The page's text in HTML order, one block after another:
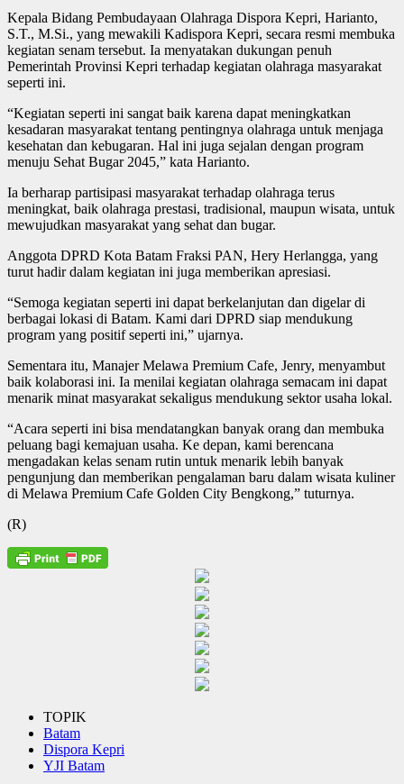
Kepala Bidang Pembudayaan Olahraga Dispora Kepri, Harianto,
S.T., M.Si., yang mewakili Kadispora Kepri, secara resmi membuka
kegiatan senam tersebut. Ia menyatakan dukungan penuh
Pemerintah Provinsi Kepri terhadap kegiatan olahraga masyarakat
seperti ini.
“Kegiatan seperti ini sangat baik karena dapat meningkatkan
kesadaran masyarakat tentang pentingnya olahraga untuk menjaga
kesehatan dan kebugaran. Hal ini juga sejalan dengan program
menuju Sehat Bugar 2045,” kata Harianto.
Ia berharap partisipasi masyarakat terhadap olahraga terus
meningkat, baik olahraga prestasi, tradisional, maupun wisata, untuk
mewujudkan masyarakat yang sehat dan bugar.
Anggota DPRD Kota Batam Fraksi PAN, Hery Herlangga, yang
turut hadir dalam kegiatan ini juga memberikan apresiasi.
“Semoga kegiatan seperti ini dapat berkelanjutan dan digelar di
berbagai lokasi di Batam. Kami dari DPRD siap mendukung
program yang positif seperti ini,” ujarnya.
Sementara itu, Manajer Melawa Premium Cafe, Jenry, menyambut
baik kolaborasi ini. Ia menilai kegiatan olahraga semacam ini dapat
menarik minat masyarakat sekaligus mendukung sektor usaha lokal.
“Acara seperti ini bisa mendatangkan banyak orang dan membuka
peluang bagi kemajuan usaha. Ke depan, kami berencana
mengadakan kelas senam rutin untuk menarik lebih banyak
pengunjung dan memberikan pengalaman baru dalam wisata kuliner
di Melawa Premium Cafe Golden City Bengkong,” tuturnya.
(R)
TOPIK
Batam
Dispora Kepri
YJI Batam